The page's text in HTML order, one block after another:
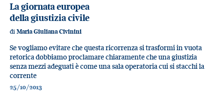
La giornata europea
della giustizia civile
di Maria Giuliana Civinini
Se vogliamo evitare che questa ricorrenza si trasformi in vuota
retorica dobbiamo proclamare chiaramente che una giustizia
senza mezzi adeguati è come una sala operatoria cui si stacchi la
corrente
25/10/2013